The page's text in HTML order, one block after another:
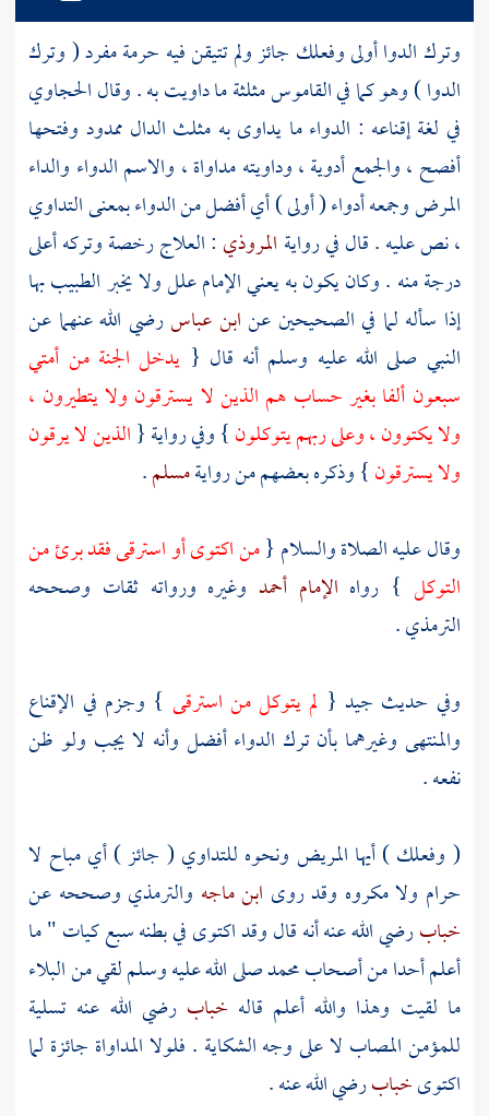
وترك الدوا أولى وفعلك جائز ولم تتيقن فيه حرمة مفرد ( وترك
الدوا ) وهو كما في القاموس مثلثة ما داويت به . وقالالحجاوي
في لغة إقناعه : الدواء ما يداوى به مثلث الدال ممدود وفتحها
أفصح ، والجمع أدوية ، وداويته مداواة ، والاسم الدواء والداء
المرض وجمعه أدواء ( أولى ) أي أفضل من الدواء بمعنى التداوي
، نص عليه . قال في رواية المروذي : العلاج رخصة وتركه أعلى
درجة منه . وكان يكون به يعني الإمام علل ولا يخبر الطبيب بها
إذا سأله لما في الصحيحين عنابن عباسرضي الله عنهما عن
النبي صلى الله عليه وسلم أنه قال { يدخل الجنة من أمتي
سبعون ألفا بغير حساب هم الذين لا يسترقون ولا يتطيرون ،
ولا يكتوون ، وعلى ربهم يتوكلون} وفي رواية {الذين لا يرقون
ولا يسترقون} وذكره بعضهم من روايةمسلم.
وقال عليه الصلاة والسلام {من اكتوى أو استرقى فقد برئ من
التوكل } رواه الإمام أحمد وغيره ورواته ثقات وصححه
الترمذي.
وفي حديث جيد { لم يتوكل من استرقى } وجزم في الإقناع
والمنتهى وغيرهما بأن ترك الدواء أفضل وأنه لا يجب ولو ظن
نفعه .
( وفعلك ) أيها المريض ونحوه للتداوي ( جائز ) أي مباح لا
حرام ولا مكروه وقد روى ابن ماجه والترمذي وصححه عن
خبابرضي الله عنه أنه قال وقد اكتوى في بطنه سبع كيات " ما
أعلم أحدا من أصحابمحمدصلى الله عليه وسلم لقي من البلاء
ما لقيت وهذا والله أعلم قاله خبابرضي الله عنه تسلية
للمؤمن المصاب لا على وجه الشكاية . فلولا المداواة جائزة لما
اكتوىخبابرضي الله عنه .